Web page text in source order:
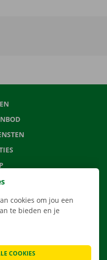
cookies om jou een
te bieden en je
COOKIES